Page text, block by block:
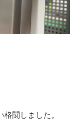
闘しました。